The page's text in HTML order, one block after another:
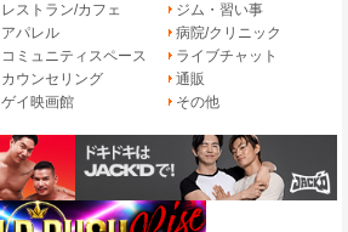
レストラン/カフェ
ジム・習い事
アパレル
病院/クリニック
コミュニティスペース
ライブチャット
カウンセリング
通販
ゲイ映画館 その他